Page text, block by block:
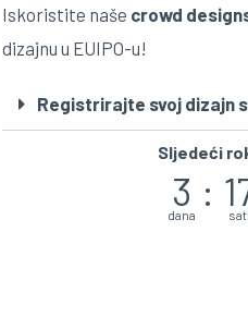
Iskoristite naše crowd
dizajnu u EUIPO-u!
Registrirajte svoj dizajn
Sljedeći
3
dana
:
sati